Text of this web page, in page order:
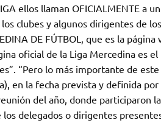
ellos llaman OFICIALMENTE a
clubes y algunos dirigentes de
DE FÚTBOL, que es la página
oficial de la Liga Mercedina es el
“Pero lo más importante de
en la fecha prevista y definida
del año, donde participaron
delegados o dirigentes